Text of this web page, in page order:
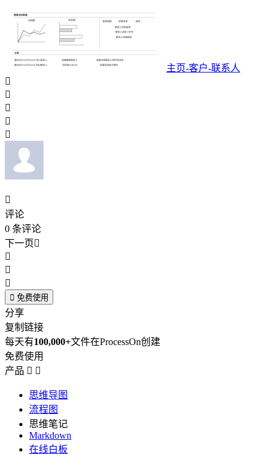
主页-客户-联系人






评论
0 条评论
下一页



 免费使用
分享
复制链接
每天有100,000+文件在ProcessOn创建
免费使用
产品  
思维导图
流程图
思维笔记
Markdown
在线白板